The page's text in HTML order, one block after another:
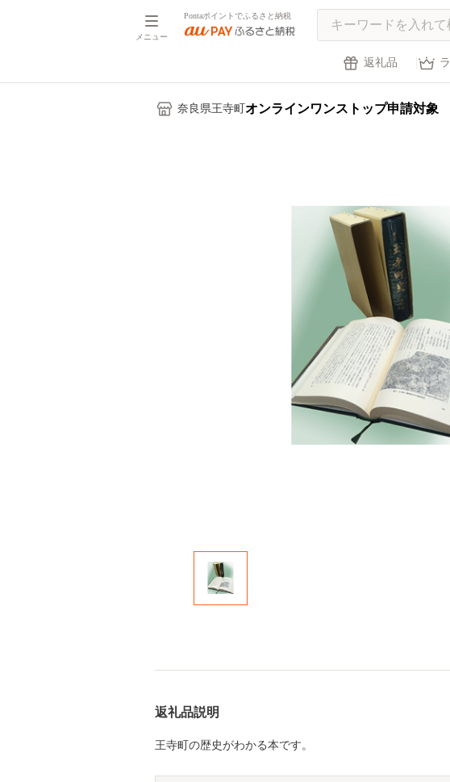
メニュー
Pontaポイントでふるさと納税
返礼品
奈良県王寺町 オンラインワンストップ申請対象
返礼品説明
王寺町の歴史がわかる本です。